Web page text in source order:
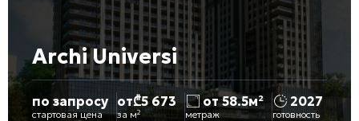
Archi Universi
по запросу
стартовая цена
от₾5 673
за м²
от 58.5м²
метраж
2027
готовность